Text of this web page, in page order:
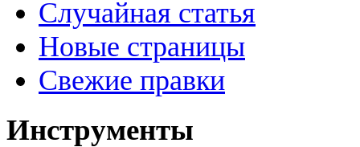
Случайная статья
Новые страницы
Свежие правки
Инструменты